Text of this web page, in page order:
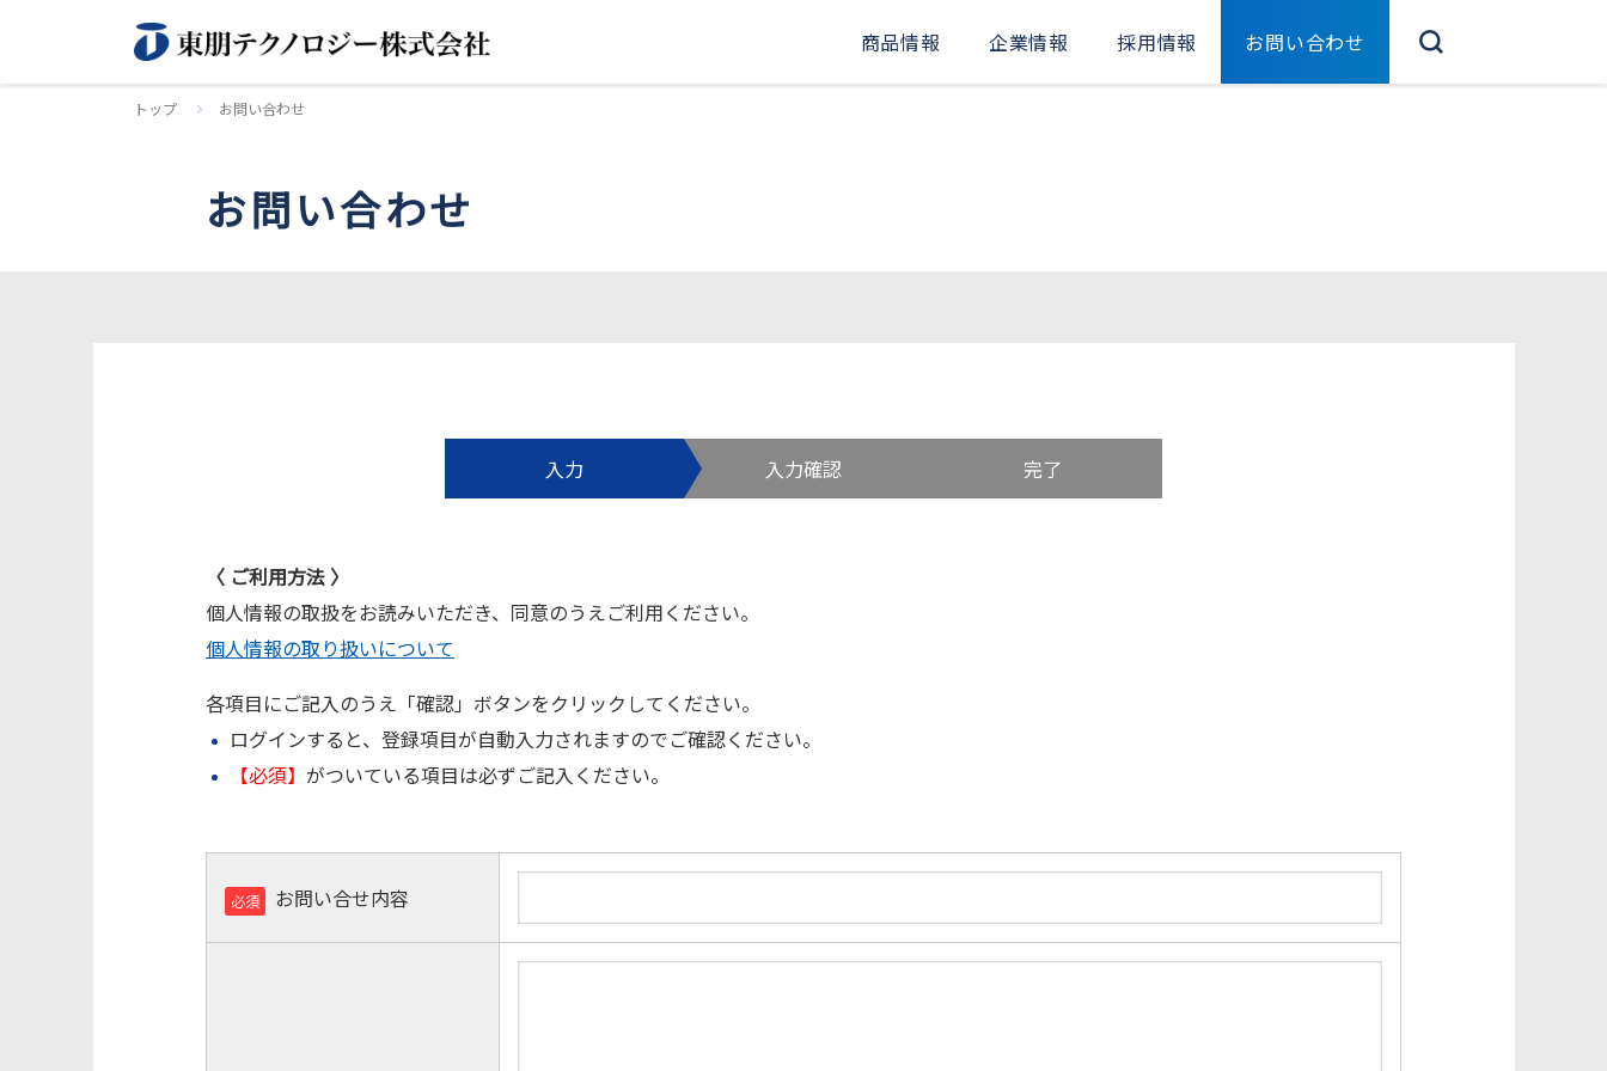
商品情報 企業情報 採用情報 お問い合わせ
トップ お問い合わせ
お問い合わせ
入力 入力確認 完了
〈 ご利⽤⽅法 〉
個人情報の取扱をお読みいただき、同意のうえご利用ください。
個人情報の取り扱いについて
各項目にご記入のうえ「確認」ボタンをクリックしてください。
ログインすると、登録項目が自動入力されますのでご確認ください。
【必須】 がついている項目は必ずご記入ください。
必須 お問い合せ内容